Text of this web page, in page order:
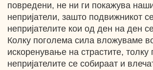
повредени, не ни ги покажува
непријатели, зашто подвижникот
непријателите кои од ден на ден
Колку поголема сила вложуваме
искоренување на страстите, толку
непријателите се собираат и